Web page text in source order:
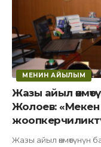
МЕНИН АЙЫЛЫМ
Жазы айыл
Жолоев:
Жазы айыл